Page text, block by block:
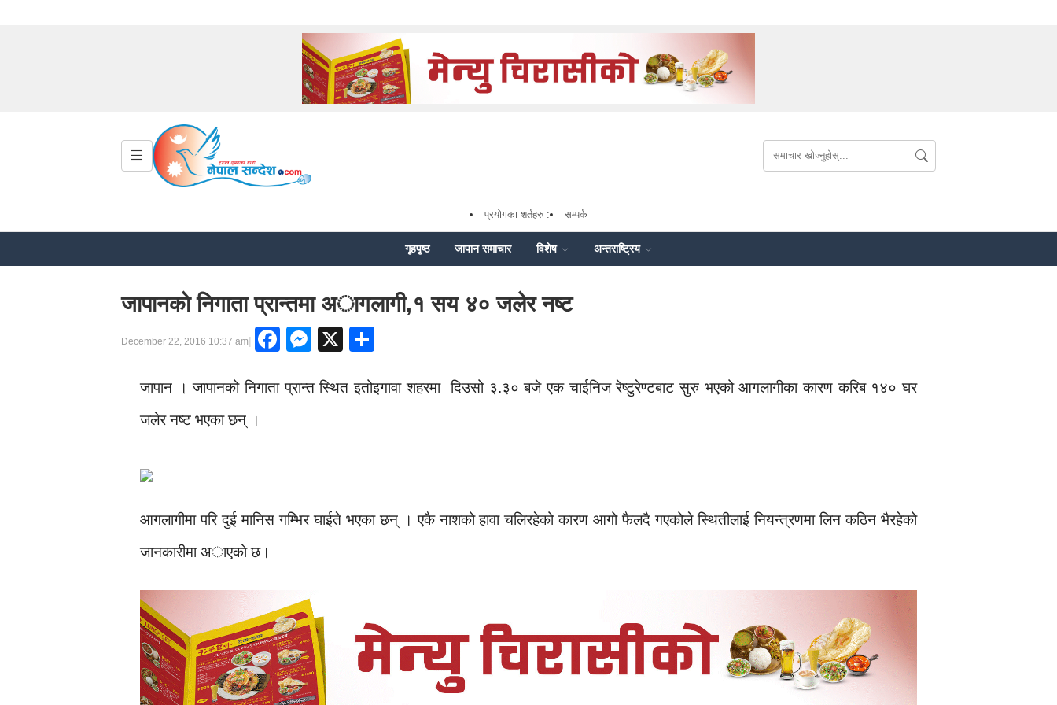
प्रयोगका शर्तहरु : सम्पर्क
गृहपृष्ठ जापान समाचार विशेष अन्तराष्ट्रिय
जापानकाे निगाता प्रान्तमा अागलागी,१ सय ४० जलेर नष्ट
December 22, 2016 10:37 am| Facebook
Messenger
X
जापान । जापानको निगाता प्रान्त स्थित इतोइगावा शहरमा दिउसो ३.३० बजे एक चाईनिज रेष्टुरेण्टबाट सुरु भएको आगलागीका कारण करिब १४० घर
जलेर नष्ट भएका छन् ।
आगलागीमा परि दुई मानिस गम्भिर घाईते भएका छन् । एकै नाशको हावा चलिरहेको कारण आगो फैलदै गएकोले स्थितीलाई नियन्त्रणमा लिन कठिन भैरहेको
जानकारीमा अाएकाे छ।